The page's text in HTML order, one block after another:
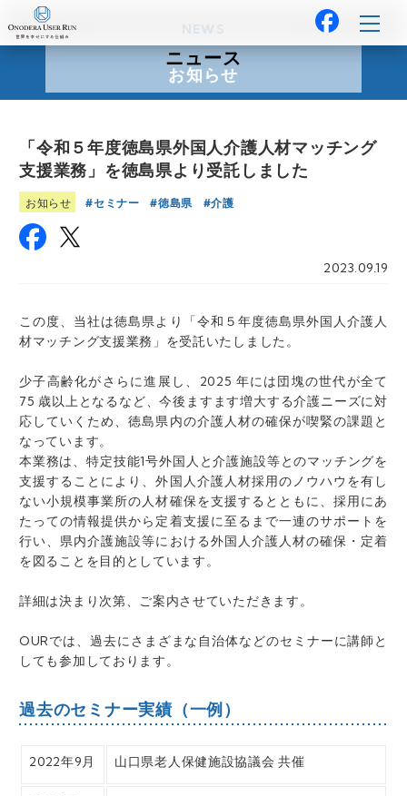
ニュース
お知らせ
「令和５年度徳島県外国人介護人材マッチング
支援業務」を徳島県より受託しました
お知らせ セミナー 徳島県 介護
2023.09.19
この度、当社は徳島県より「令和５年度徳島県外国人介護人
材マッチング支援業務」を受託いたしました。
少子高齢化がさらに進展し、2025 年には団塊の世代が全て
75 歳以上となるなど、今後ますます増大する介護ニーズに対
応していくため、徳島県内の介護人材の確保が喫緊の課題と
なっています。
本業務は、特定技能1号外国人と介護施設等とのマッチングを
支援することにより、外国人介護人材採用のノウハウを有し
ない小規模事業所の人材確保を支援するとともに、採用にあ
たっての情報提供から定着支援に至るまで一連のサポートを
行い、県内介護施設等における外国人介護人材の確保・定着
を図ることを目的としています。
詳細は決まり次第、ご案内させていただきます。
OURでは、過去にさまざまな自治体などのセミナーに講師と
しても参加しております。
過去のセミナー実績（一例）
2022年9月 山口県老人保健施設協議会 共催